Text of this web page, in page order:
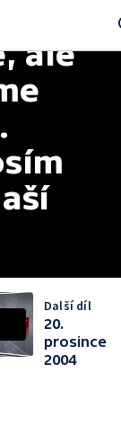
ale
Další díl
20.
prosince
2004